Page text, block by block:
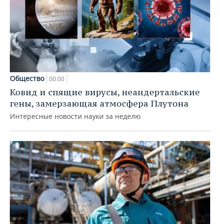
Общество 00:00
Ковид и спящие вирусы, неандертальские
гены, замерзающая атмосфера Плутона
Интересные новости науки за неделю